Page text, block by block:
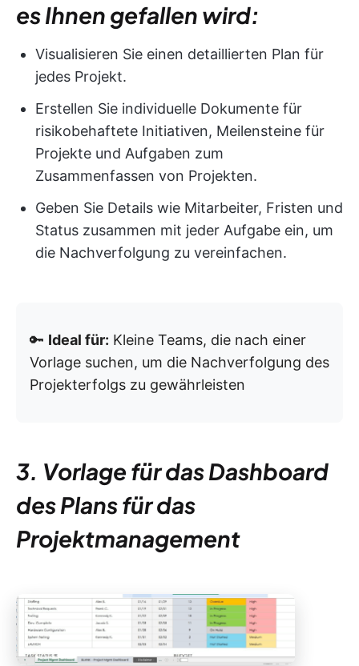
es Ihnen gefallen wird:
Visualisieren Sie einen detaillierten Plan für
jedes Projekt.
Erstellen Sie individuelle Dokumente für
risikobehaftete Initiativen, Meilensteine für
Projekte und Aufgaben zum
Zusammenfassen von Projekten.
Geben Sie Details wie Mitarbeiter, Fristen und
Status zusammen mit jeder Aufgabe ein, um
die Nachverfolgung zu vereinfachen.
🔑 Ideal für: Kleine Teams, die nach einer
Vorlage suchen, um die Nachverfolgung des
Projekterfolgs zu gewährleisten
3. Vorlage für das Dashboard
des Plans für das
Projektmanagement